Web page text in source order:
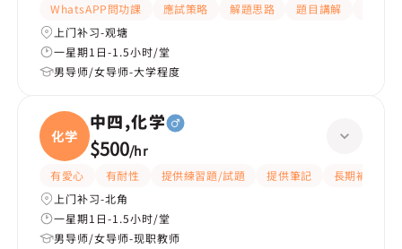
WhatsAPP問功課 應試策略 解題思路 題目講解
上门补习-观塘
一星期1日-1.5小时/堂
男导师/女导师-大学程度
化学
中四,化学
$500/hr
有愛心 有耐性 提供練習題/試題 提供筆記
長期補習
上门补习-北角
一星期1日-1.5小时/堂
男导师/女导师-现职教师